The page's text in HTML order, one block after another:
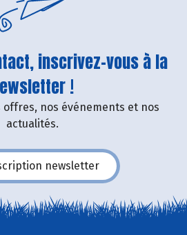
inscrivez-vous à la
!
offres, nos événements et nos
actualités.
newsletter